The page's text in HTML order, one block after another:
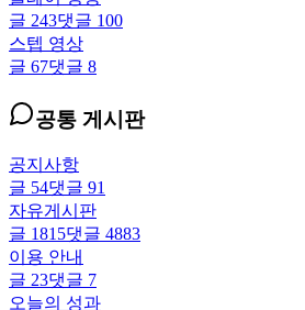
글 243댓글 100
스텝 영상
글 67댓글 8
공통 게시판
공지사항
글 54댓글 91
자유게시판
글 1815댓글 4883
이용 안내
글 23댓글 7
오늘의 성과